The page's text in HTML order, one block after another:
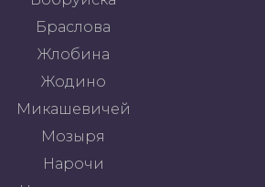
Браслова
Жлобина
Жодино
Микашевичей
Мозыря
Нарочи